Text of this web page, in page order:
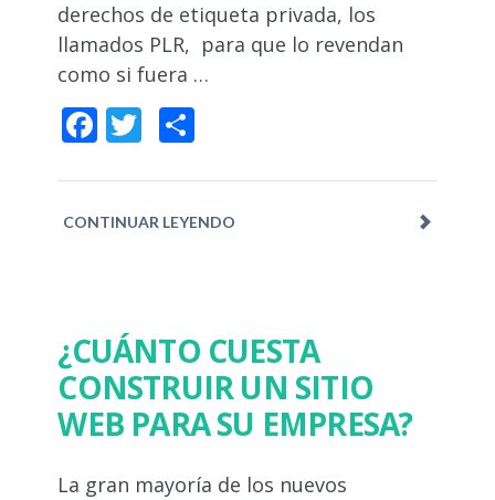
derechos de etiqueta privada, los
llamados PLR, para que lo revendan
como si fuera …
Facebook
Twitter
CONTINUAR LEYENDO
¿CUÁNTO CUESTA
CONSTRUIR UN SITIO
WEB PARA SU EMPRESA?
La gran mayoría de los nuevos